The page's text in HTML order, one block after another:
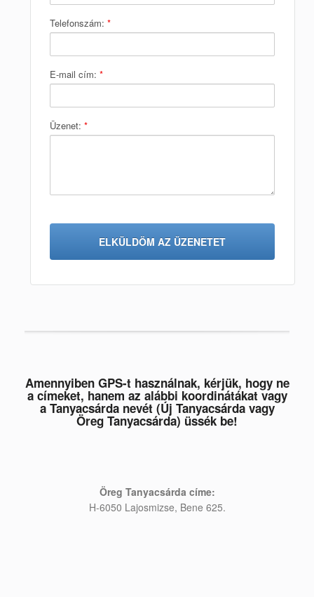
Telefonszám:*
E-mail cím:*
Üzenet:*
Amennyiben GPS-t használnak, kérjük, hogy ne
a címeket, hanem az alábbi koordinátákat vagy
a Tanyacsárda nevét (Új Tanyacsárda vagy
Öreg Tanyacsárda) üssék be!
Öreg Tanyacsárda címe:
H-6050 Lajosmizse, Bene 625.